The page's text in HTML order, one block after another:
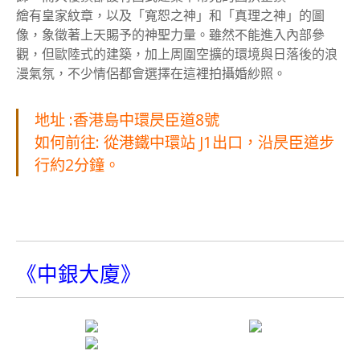
繪有皇家紋章，以及「寬恕之神」和「真理之神」的圖
像，象徵著上天賜予的神聖力量。雖然不能進入內部參
觀，但歐陸式的建築，加上周圍空擴的環境與日落後的浪
漫氣氛，不少情侶都會選擇在這裡拍攝婚紗照。
地址 :香港島中環昃臣道8號
如何前往: 從港鐵中環站 J1出口，沿昃臣道步
行約2分鐘。
《中銀大廈》